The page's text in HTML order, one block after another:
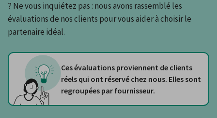
? Ne vous inquiétez pas : nous avons rassemblé les
évaluations de nos clients pour vous aider à choisir le
partenaire idéal.
Ces évaluations proviennent de clients
réels qui ont réservé chez nous. Elles sont
regroupées par fournisseur.